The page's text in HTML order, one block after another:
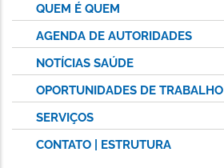
QUEM É QUEM
AGENDA DE AUTORIDADES
NOTÍCIAS SAÚDE
OPORTUNIDADES DE TRABALHO
SERVIÇOS
CONTATO | ESTRUTURA